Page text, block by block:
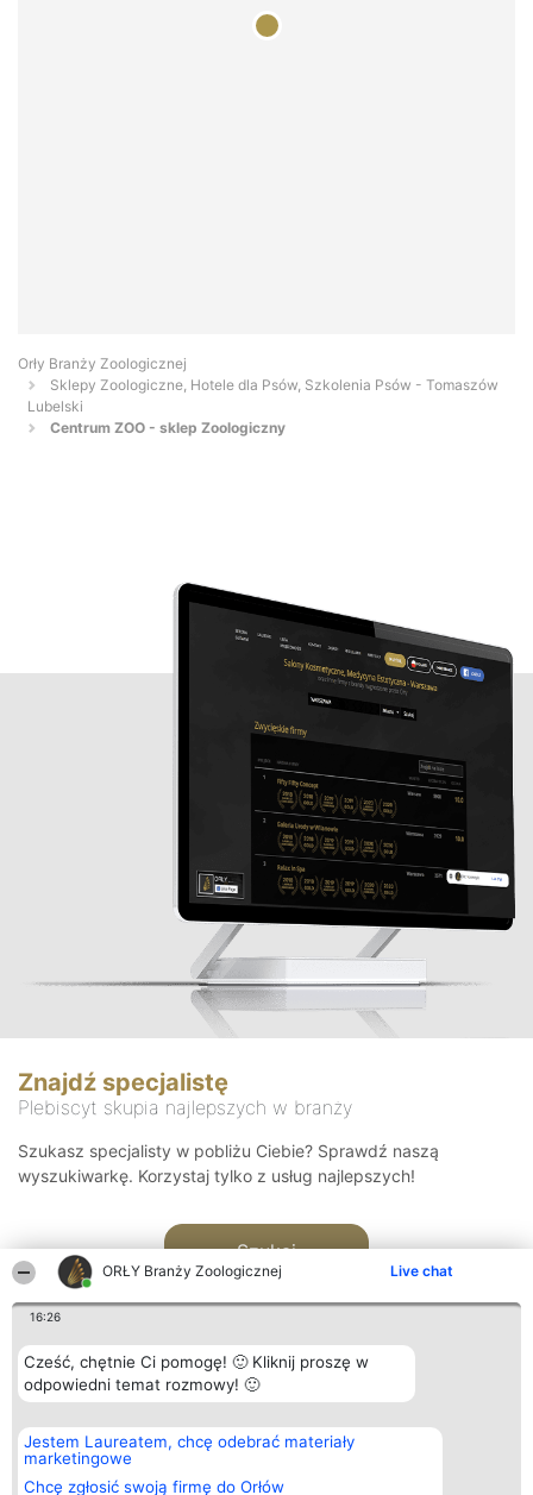
ORŁY Branży Zoologicznej Live chat
16:26
Cześć, chętnie Ci pomogę! 🙂 Kliknij proszę w
odpowiedni temat rozmowy! 🙂
Jestem Laureatem, chcę odebrać materiały
marketingowe
Chcę zgłosić swoją firmę do Orłów
Orły Branży Zoologicznej
Sklepy Zoologiczne, Hotele dla Psów, Szkolenia Psów - Tomaszów
Lubelski
Centrum ZOO - sklep Zoologiczny
Znajdź specjalistę
Plebiscyt skupia najlepszych w branży
Szukasz specjalisty w pobliżu Ciebie? Sprawdź naszą
wyszukiwarkę. Korzystaj tylko z usług najlepszych!
Szukaj
Organizator plebiscytu
Bright Side Solutions sp. z o.
o. sp. k.
ul. Ruska 22
Plebiscyt
Laureaci
wszystkich
Kontakt
Kontakt